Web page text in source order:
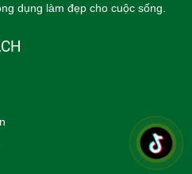
dụng làm đẹp cho cuộc sống.